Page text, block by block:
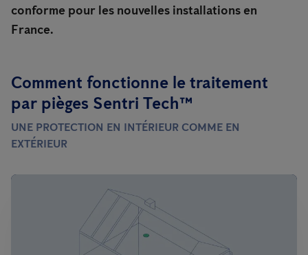
conforme pour les nouvelles installations en
France.
Comment fonctionne le traitement
par pièges Sentri Tech™
UNE PROTECTION EN INTÉRIEUR COMME EN
EXTÉRIEUR